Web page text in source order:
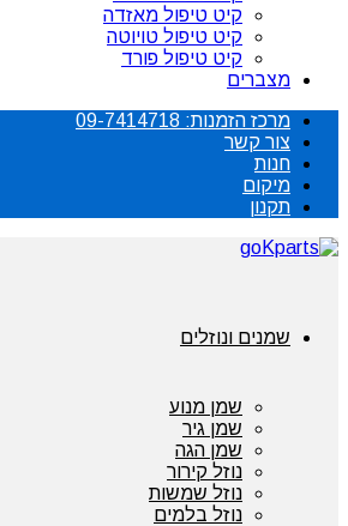
קיט טיפול מאזדה
קיט טיפול טויוטה
קיט טיפול פורד
מצברים
מרכז הזמנות: 09-7414718
צור קשר
חנות
מיקום
תקנון
שמנים ונוזלים
שמן מנוע
שמן גיר
שמן הגה
נוזל קירור
נוזל שמשות
נוזל בלמים